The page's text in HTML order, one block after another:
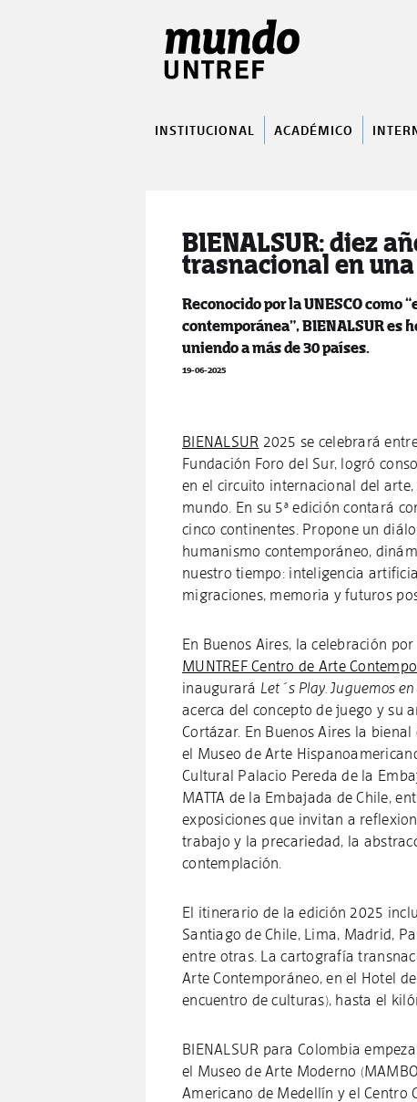
INSTITUCIONAL ACADÉMICO
BIENALSUR: diez
trasnacional en
Reconocido por la UNESCO
contemporánea”, BIENALSUR es
uniendo a más de 30 países.
19-06-2025
BIENALSUR 2025 se celebrará
Fundación Foro del Sur, logró
en el circuito internacional del
mundo. En su 5ª edición contará
cinco continentes. Propone un
humanismo contemporáneo,
nuestro tiempo: inteligencia
migraciones, memoria y futuros
En Buenos Aires, la celebración
MUNTREF Centro de Arte
inaugurará Let´s Play. Juguemos
acerca del concepto de juego y su
Cortázar. En Buenos Aires la
el Museo de Arte
Cultural Palacio Pereda de la
MATTA de la Embajada de Chile,
exposiciones que invitan a
trabajo y la precariedad, la
contemplación.
El itinerario de la edición 2025
Santiago de Chile, Lima, Madrid,
entre otras. La cartografía
Arte Contemporáneo, en el Hotel
encuentro de culturas), hasta el
BIENALSUR para Colombia
el Museo de Arte Moderno
Americano de Medellín y el Centro